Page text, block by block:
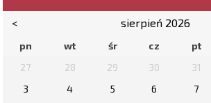
< sierpień 2026
pn wt śr cz pt
27
28 29 30 31
3
4 5 6 7